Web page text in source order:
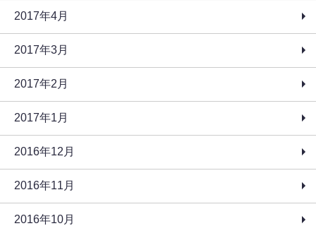
2017年4月
2017年3月
2017年2月
2017年1月
2016年12月
2016年11月
2016年10月